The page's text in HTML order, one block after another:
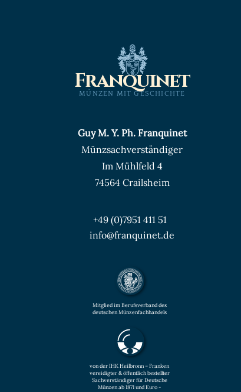
MÜNZEN MIT GESCHICHTE
Franquinet
Guy M. Y. Ph. Franquinet
Münzsachverständiger
Im Mühlfeld 4
74564 Crailsheim
+49 (0)7951 411 51
info@franquinet.de
Mitglied im Berufsverband des
deutschen Münzenfachhandels
von der IHK Heilbronn – Franken
vereidigter & öffentlich bestellter
Sachverständiger für Deutsche
Münzen ab 1871 und Euro -